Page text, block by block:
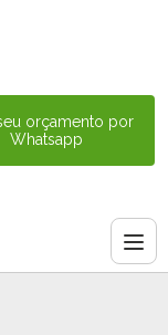
orçamento por
Whatsapp